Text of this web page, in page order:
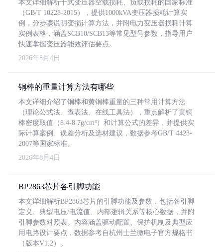
本文详细解析干式变压器空载损耗、负载损耗的国家标准
（GB/T 10228-2015），提供1000kVA变压器损耗计算实
例，分步骤说明变损计算方法，并附电力变压器损耗计算
实例表格，涵盖SCB10/SCB13等常见型号参数，指导用户
快速掌握变压器能效评估要点。
2026年8月4日
铜棒的重量计算方法有哪些
本文详细介绍了铜棒和黄铜棒重量的三种常用计算方法
（理论公式法、查表法、在线工具法），重点解析了黄铜
棒密度取值（8.4-8.7g/cm³）和计算公式的差异，并提供实
际计算案例、误差分析及选材建议，数据参考GB/T 4423-
2007等国家标准。
2026年8月4日
BP2863芯片各引脚功能
本文详细解析BP2863芯片的引脚功能及参数，包括各引脚
定义、典型电压/电流值、内部逻辑关系等核心数据，并附
引脚参数对照表。内容涵盖驱动配置、保护机制及典型应
用电路设计要点，数据参考自杭州士兰微电子官方规格书
（版本V1.2）。